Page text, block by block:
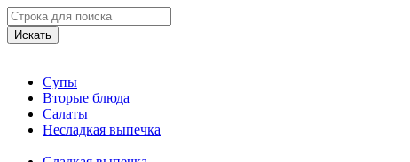
Искать
Супы
Вторые блюда
Салаты
Несладкая выпечка